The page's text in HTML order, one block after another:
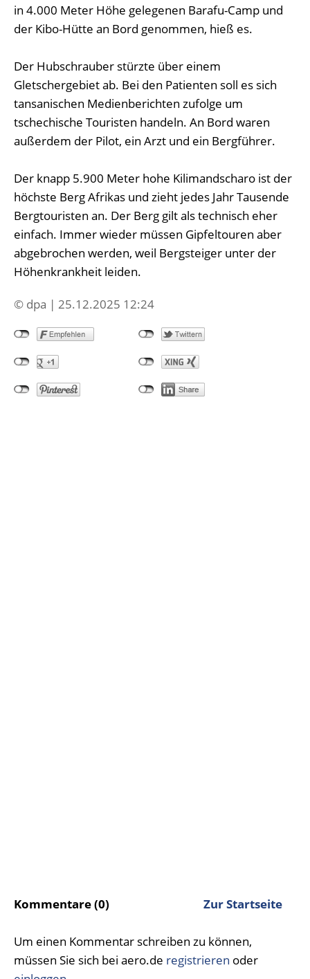
in 4.000 Meter Höhe gelegenen Barafu-Camp und
der Kibo-Hütte an Bord genommen, hieß es.
Der Hubschrauber stürzte über einem
Gletschergebiet ab. Bei den Patienten soll es sich
tansanischen Medienberichten zufolge um
tschechische Touristen handeln. An Bord waren
außerdem der Pilot, ein Arzt und ein Bergführer.
Der knapp 5.900 Meter hohe Kilimandscharo ist der
höchste Berg Afrikas und zieht jedes Jahr Tausende
Bergtouristen an. Der Berg gilt als technisch eher
einfach. Immer wieder müssen Gipfeltouren aber
abgebrochen werden, weil Bergsteiger unter der
Höhenkrankheit leiden.
© dpa | 25.12.2025 12:24
Kommentare (0) Zur Startseite
Um einen Kommentar schreiben zu können,
müssen Sie sich bei aero.de registrieren oder